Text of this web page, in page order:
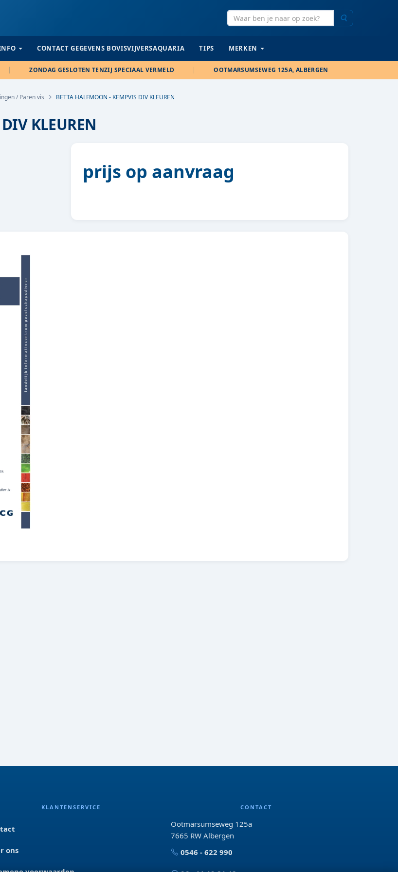
CONTACT GEGEVENS BOVISVIJVERSAQUARIA TIPS MERKEN
ZONDAG GESLOTEN TENZIJ SPECIAAL VERMELD OOTMARSUMSEWEG 125A, ALBERGEN
/ Paren vis BETTA HALFMOON - KEMPVIS DIV KLEUREN
KLEUREN
prijs op aanvraag
KLANTENSERVICE
ons
CONTACT
Ootmarsumseweg 125a
7665 RW Albergen
0546 - 622 990